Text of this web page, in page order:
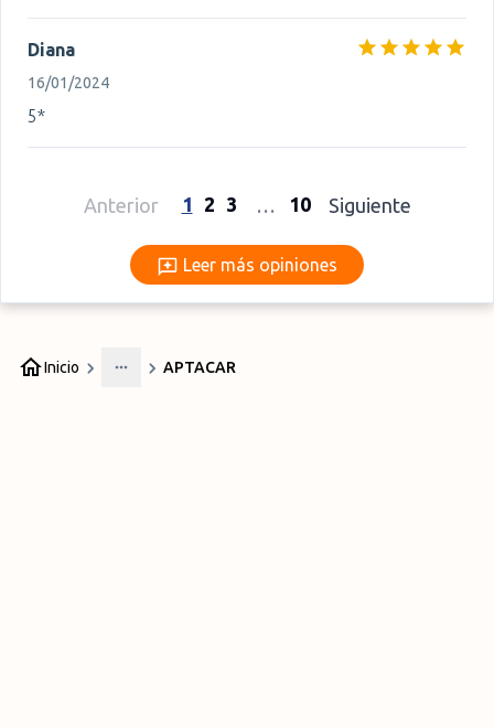
Diana
16/01/2024
5*
Anterior 1 2 3 … 10 Siguiente
Leer más opiniones
Leer más opiniones
Inicio
More
APTACAR